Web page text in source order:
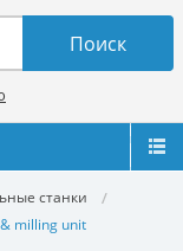
станки
milling unit